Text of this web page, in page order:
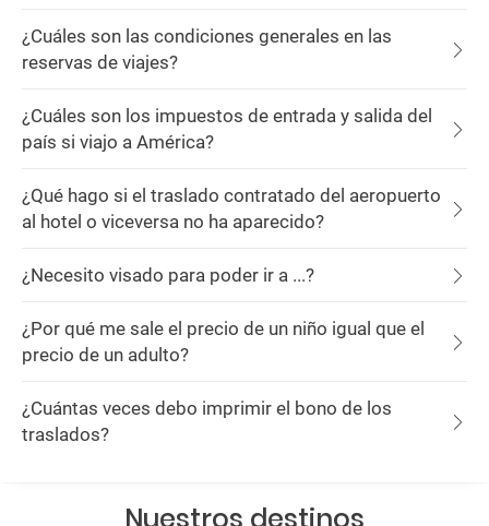
¿Cuáles son las condiciones generales en las
reservas de viajes?
¿Cuáles son los impuestos de entrada y salida del
país si viajo a América?
¿Qué hago si el traslado contratado del aeropuerto
al hotel o viceversa no ha aparecido?
¿Necesito visado para poder ir a ...?
¿Por qué me sale el precio de un niño igual que el
precio de un adulto?
¿Cuántas veces debo imprimir el bono de los
traslados?